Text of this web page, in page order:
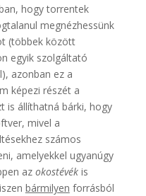
hogy torrentek
megnézhessünk
(többek között
egyik szolgáltató
azonban ez a
képezi részét a
is állíthatná bárki, hogy
mivel a
számos
amelyekkel ugyanúgy
az okostévékis
bármilyen forrásból